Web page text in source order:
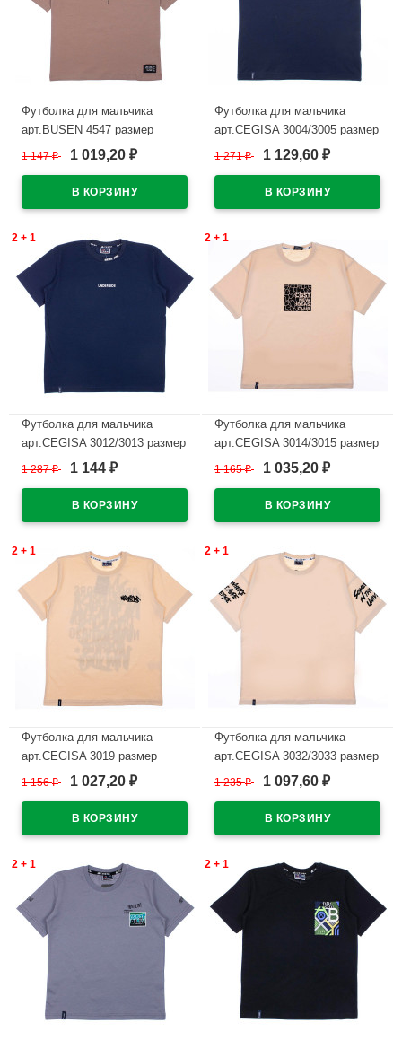
Футболка для мальчика
арт.BUSEN 4547 размер
34/134-42/158 цвет
1 147₽ 1 019,20 ₽
Футболка для мальчика
арт.CEGISA 3004/3005 размер
36/140-46/170 цвет темно-
1 271₽ 1 129,60 ₽
2 + 1
Футболка для мальчика
арт.CEGISA 3012/3013 размер
36/140-46/170 цвет темно-
1 287₽ 1 144 ₽
2 + 1
Футболка для мальчика
арт.CEGISA 3014/3015 размер
36/140-46/170 цвет бежевый
1 165₽ 1 035,20 ₽
2 + 1
Футболка для мальчика
арт.CEGISA 3019 размер
36/140-40/152 цвет бежевый
1 156₽ 1 027,20 ₽
2 + 1
Футболка для мальчика
арт.CEGISA 3032/3033 размер
36/140-46/170 цвет бежевый
1 235₽ 1 097,60 ₽
2 + 1 2 + 1